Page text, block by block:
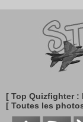
[ Top Quizfighter :
[ Toutes les